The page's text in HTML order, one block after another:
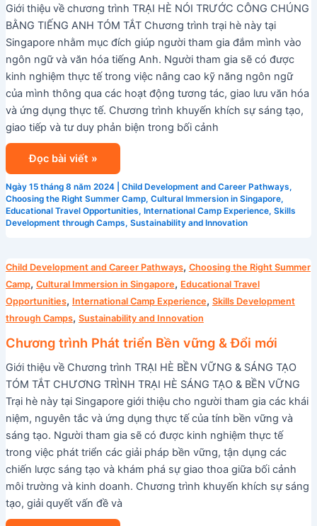
Giới thiệu về chương trình TRẠI HÈ NÓI TRƯỚC CÔNG CHÚNG
BẰNG TIẾNG ANH TÓM TẮT Chương trình trại hè này tại
Singapore nhằm mục đích giúp người tham gia đắm mình vào
ngôn ngữ và văn hóa tiếng Anh. Người tham gia sẽ có được
kinh nghiệm thực tế trong việc nâng cao kỹ năng ngôn ngữ
của mình thông qua các hoạt động tương tác, giao lưu văn hóa
và ứng dụng thực tế. Chương trình khuyến khích sự sáng tạo,
giao tiếp và tư duy phản biện trong bối cảnh
tiếng
Anh
Đọc bài viết »
Ngày 15 tháng 8 năm 2024 Child Development and Career Pathways,
Choosing the Right Summer Camp, Cultural Immersion in Singapore,
Educational Travel Opportunities, International Camp Experience, Skills
Development through Camps, Sustainability and Innovation
Child Development and Career Pathways, Choosing the Right Summer
Camp, Cultural Immersion in Singapore, Educational Travel
Opportunities, International Camp Experience, Skills Development
through Camps, Sustainability and Innovation
Chương trình Phát triển Bền vững & Đổi mới
Giới thiệu về Chương trình TRẠI HÈ BỀN VỮNG & SÁNG TẠO
TÓM TẮT CHƯƠNG TRÌNH TRẠI HÈ SÁNG TẠO & BỀN VỮNG
Trại hè này tại Singapore giới thiệu cho người tham gia các khái
niệm, nguyên tắc và ứng dụng thực tế của tính bền vững và
sáng tạo. Người tham gia sẽ có được kinh nghiệm thực tế
trong việc phát triển các giải pháp bền vững, tận dụng các
chiến lược sáng tạo và khám phá sự giao thoa giữa bối cảnh
môi trường và kinh doanh. Chương trình khuyến khích sự sáng
tạo, giải quyết vấn đề và
Chương
trình
Phát
triển
vững
&
Đổi
mới